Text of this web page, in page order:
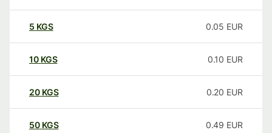
5 KGS 0.05 EUR
10 KGS 0.10 EUR
20 KGS 0.20 EUR
50 KGS 0.49 EUR